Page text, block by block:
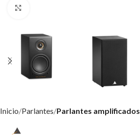
Inicio Parlantes Parlantes amplificados